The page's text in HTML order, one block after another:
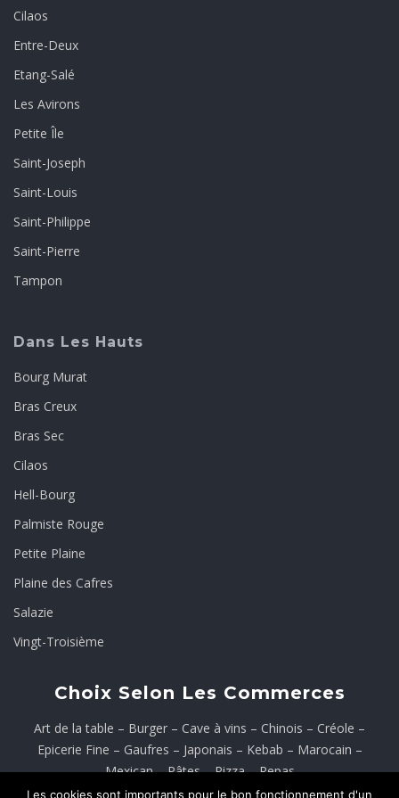
Cilaos
Entre-Deux
Etang-Salé
Les Avirons
Petite Île
Saint-Joseph
Saint-Louis
Saint-Philippe
Saint-Pierre
Tampon
Dans Les Hauts
Bourg Murat
Bras Creux
Bras Sec
Cilaos
Hell-Bourg
Palmiste Rouge
Petite Plaine
Plaine des Cafres
Salazie
Vingt-Troisième
Choix Selon Les Commerces
Art de la table – Burger – Cave à vins – Chinois – Créole –
Epicerie Fine – Gaufres – Japonais – Kebab – Marocain –
Mexican–Pâtes–Pizza–Repas
Les cookies sont importants pour le bon fonctionnement d'un